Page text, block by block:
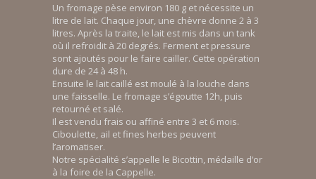
Un fromage pèse environ 180 g et nécessite un
litre de lait. Chaque jour, une chèvre donne 2 à 3
litres. Après la traite, le lait est mis dans un tank
où il refroidit à 20 degrés. Ferment et pressure
sont ajoutés pour le faire cailler. Cette opération
dure de 24 à 48 h.
Ensuite le lait caillé est moulé à la louche dans
une faisselle. Le fromage s’égoutte 12h, puis
retourné et salé.
Il est vendu frais ou affiné entre 3 et 6 mois.
Ciboulette, ail et fines herbes peuvent
l’aromatiser.
Notre spécialité s’appelle le Bicottin, médaille d’or
à la foire de la Cappelle.